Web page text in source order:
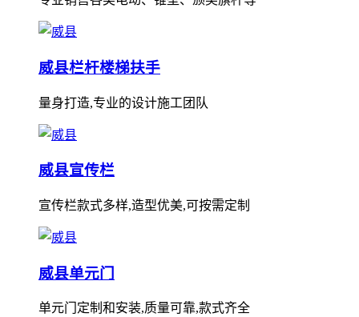
威县栏杆楼梯扶手
量身打造,专业的设计施工团队
威县宣传栏
宣传栏款式多样,造型优美,可按需定制
威县单元门
单元门定制和安装,质量可靠,款式齐全